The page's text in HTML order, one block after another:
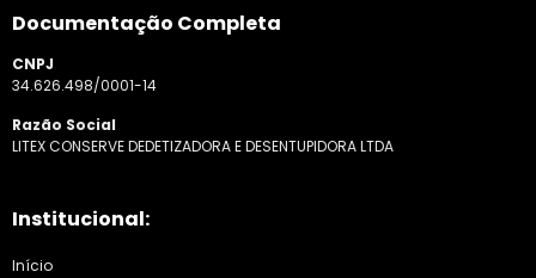
Documentação Completa
CNPJ
34.626.498/0001-14
Razão Social
LITEX CONSERVE DEDETIZADORA E DESENTUPIDORA LTDA
Institucional:
Início